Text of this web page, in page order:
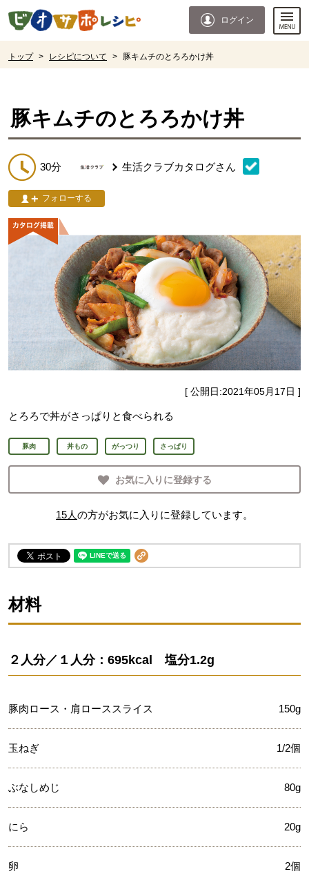
ページの先頭です。
ログイン
トップ > レシピについて > 豚キムチのとろろかけ丼
豚キムチのとろろかけ丼
30分 生活クラブカタログさん
フォローする
[ 公開日:2021年05月17日 ]
とろろで丼がさっぱりと食べられる
豚肉 丼もの がっつり さっぱり
お気に入りに登録する
15人の方がお気に入りに登録しています。
材料
２人分／１人分：695kcal 塩分1.2g
豚肉ロース・肩ローススライス 150g
玉ねぎ 1/2個
ぶなしめじ 80g
にら 20g
卵 2個